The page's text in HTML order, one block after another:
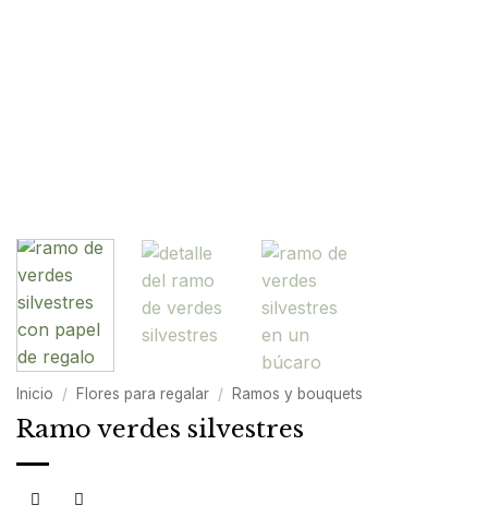
Inicio / Flores para regalar / Ramos y bouquets
Ramo verdes silvestres